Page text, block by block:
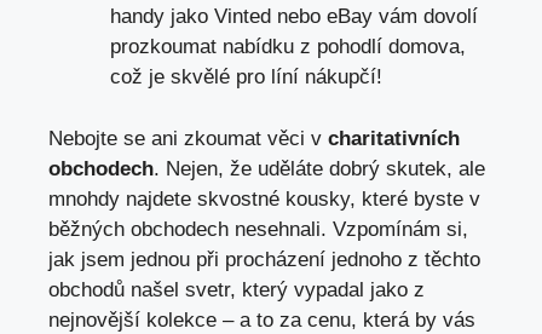
handy jako Vinted nebo ‌eBay vám⁣ dovolí
prozkoumat nabídku z pohodlí domova,
což je skvělé pro líní nákupčí!
Nebojte se ani zkoumat věci ​v charitativních⁢
obchodech. Nejen, že uděláte⁤ dobrý ⁢skutek, ale
mnohdy najdete skvostné kousky, které byste v
běžných obchodech ‍nesehnali. Vzpomínám si,
jak jsem⁤ jednou ‍při procházení jednoho z těchto
obchodů ⁢našel ​svetr, který vypadal jako z
nejnovější kolekce – a to za cenu, která by vás